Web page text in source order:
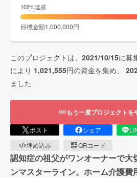
102%達成
目標金額1,000,000円
このプロジェクトは、 2021/10/15に募
により 1,021,555円の資金を集め、
ました
もう一度プロジェクトを
ポスト シェア
埋め込み
QRコード
認知症の祖父がワンオーナーで大
ンマスターライン。ホーム介護